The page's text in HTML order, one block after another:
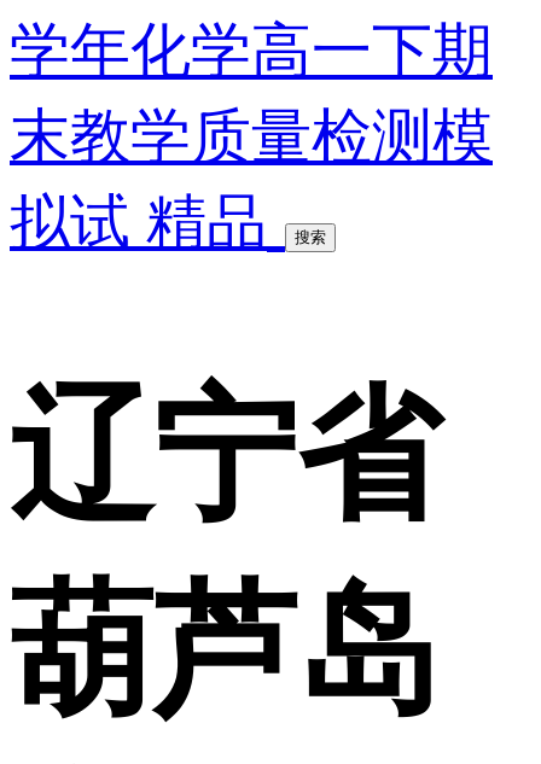
学年化学高一下期
末教学质量检测模
拟试 精品
搜索
辽宁省
葫芦岛